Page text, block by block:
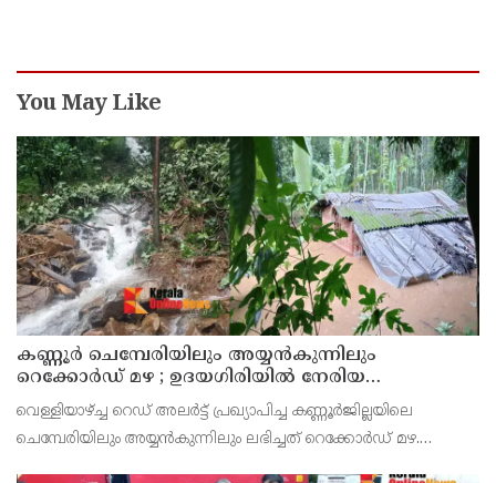
You May Like
കണ്ണൂർ ചെമ്പേരിയിലും അയ്യൻകുന്നിലും
റെക്കോർഡ് മഴ ; ഉദയഗിരിയിൽ നേരിയ
ഉരുൾപൊട്ടൽ; 13 പേരെ ക്യാമ്പിലേക്ക് മാറ്റി
വെള്ളിയാഴ്ച്ച റെഡ് അലർട്ട് പ്രഖ്യാപിച്ച കണ്ണൂർജില്ലയിലെ
ചെമ്പേരിയിലും അയ്യൻകുന്നിലും ലഭിച്ചത് റെക്കോർഡ് മഴ.